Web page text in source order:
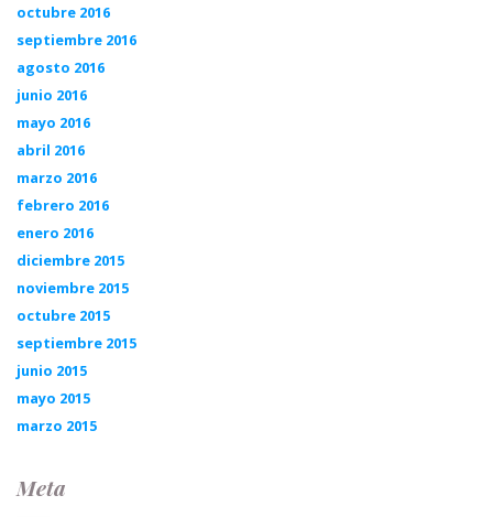
octubre 2016
septiembre 2016
agosto 2016
junio 2016
mayo 2016
abril 2016
marzo 2016
febrero 2016
enero 2016
diciembre 2015
noviembre 2015
octubre 2015
septiembre 2015
junio 2015
mayo 2015
marzo 2015
Meta